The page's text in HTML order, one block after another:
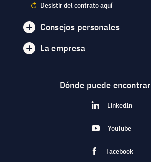
Desistir del contrato aquí
Consejos personales
La empresa
Dónde puede
LinkedIn
YouTube
Facebook